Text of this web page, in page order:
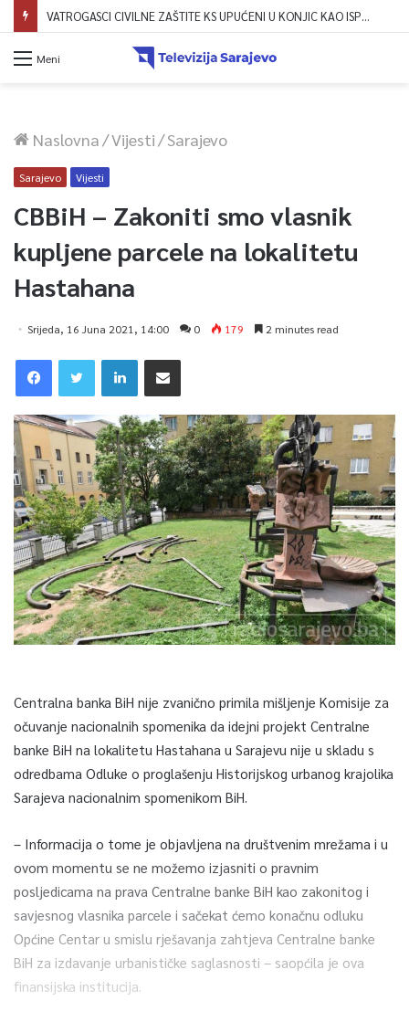
VATROGASCI CIVILNE ZAŠTITE KS UPUĆENI U KONJIC KAO ISPOMOĆ U GAŠENJU POŽARA
Meni
Naslovna/Vijesti/Sarajevo
Sarajevo Vijesti
CBBiH – Zakoniti smo vlasnik
kupljene parcele na lokalitetu
Hastahana
Srijeda, 16 Juna 2021, 14:00 0 179 2 minutes read
Centralna banka BiH nije zvanično primila mišljenje Komisije za
očuvanje nacionalnih spomenika da idejni projekt Centralne
banke BiH na lokalitetu Hastahana u Sarajevu nije u skladu s
odredbama Odluke o proglašenju Historijskog urbanog krajolika
Sarajeva nacionalnim spomenikom BiH.
– Informacija o tome je objavljena na društvenim mrežama i u
ovom momentu se ne možemo izjasniti o pravnim
posljedicama na prava Centralne banke BiH kao zakonitog i
savjesnog vlasnika parcele i sačekat ćemo konačnu odluku
Općine Centar u smislu rješavanja zahtjeva Centralne banke
BiH za izdavanje urbanističke saglasnosti – saopćila je ova
finansijska institucija.